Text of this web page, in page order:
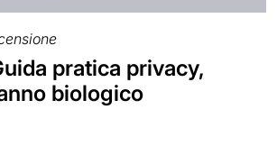
pratica privacy,
biologico